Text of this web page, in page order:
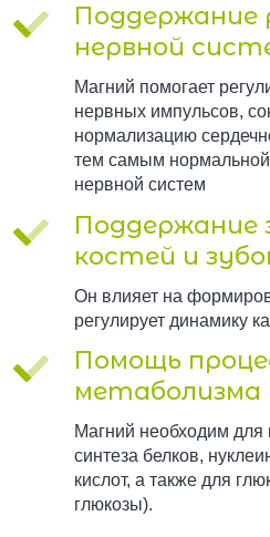
нервной
Магний помогает
нервных импульсов,
нормализацию
тем самым
нервной систем
Поддержание
костей и
Он влияет на
регулирует динамику
Помощь
метаболизма
Магний необходим для
синтеза белков,
кислот, а также для
глюкозы).